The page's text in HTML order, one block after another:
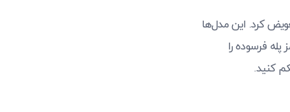
کرد. این مدل‌ها
فرسوده را
کنید.